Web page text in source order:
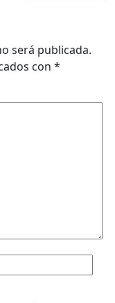
será publicada.
con *